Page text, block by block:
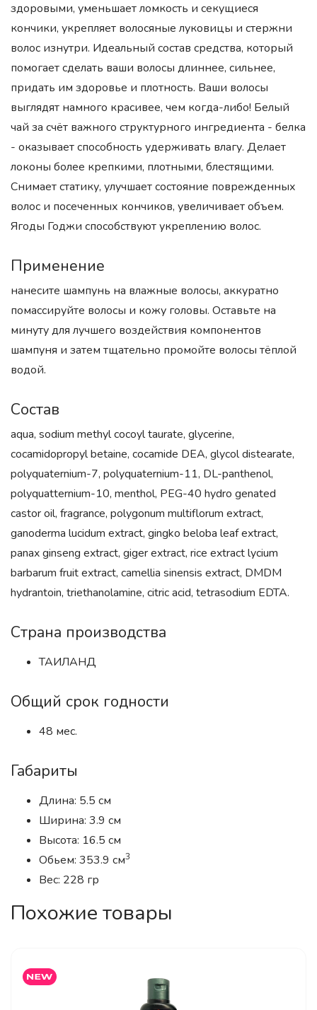
здоровыми, уменьшает ломкость и секущиеся
кончики, укрепляет волосяные луковицы и стержни
волос изнутри. Идеальный состав средства, который
помогает сделать ваши волосы длиннее, сильнее,
придать им здоровье и плотность. Ваши волосы
выглядят намного красивее, чем когда-либо! Белый
чай за счёт важного структурного ингредиента - белка
- оказывает способность удерживать влагу. Делает
локоны более крепкими, плотными, блестящими.
Снимает статику, улучшает состояние поврежденных
волос и посеченных кончиков, увеличивает объем.
Ягоды Годжи способствуют укреплению волос.
Применение
нанесите шампунь на влажные волосы, аккуратно
помассируйте волосы и кожу головы. Оставьте на
минуту для лучшего воздействия компонентов
шампуня и затем тщательно промойте волосы тёплой
водой.
Состав
aqua, sodium methyl cocoyl taurate, glycerine,
cocamidopropyl betaine, cocamide DEA, glycol distearate,
polyquaternium-7, polyquaternium-11, DL-panthenol,
polyquatternium-10, menthol, PEG-40 hydro genated
castor oil, fragrance, polygonum multiflorum extract,
ganoderma lucidum extract, gingko beloba leaf extract,
panax ginseng extract, giger extract, rice extract lycium
barbarum fruit extract, camellia sinensis extract, DMDM
hydrantoin, triethanolamine, citric acid, tetrasodium EDTA.
Страна производства
ТАИЛАНД
Общий срок годности
48 мес.
Габариты
Длина: 5.5 см
Ширина: 3.9 см
Высота: 16.5 см
Обьем: 353.9 см3
Вес: 228 гр
Похожие товары